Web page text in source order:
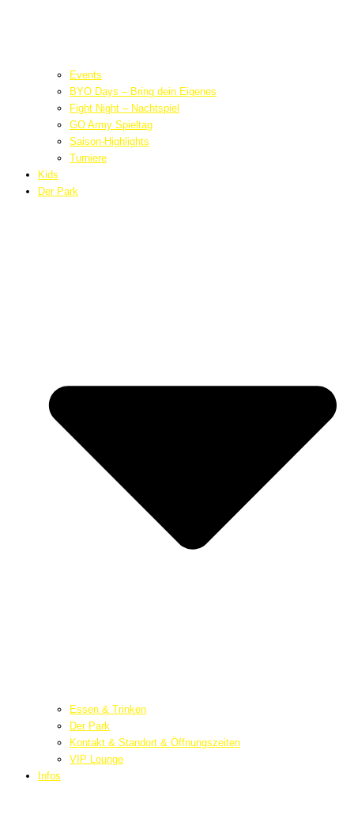
Events
BYO Days – Bring dein Eigenes
Fight Night – Nachtspiel
GO Army Spieltag
Saison-Highlights
Turniere
Kids
Der Park
Essen & Trinken
Der Park
Kontakt & Standort & Öffnungszeiten
VIP Lounge
Infos